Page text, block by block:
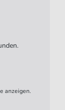
anzeigen.